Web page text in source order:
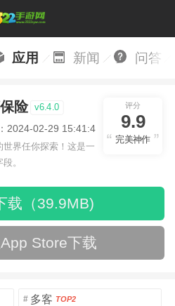
应用 新闻 问答
险 v6.4.0
2024-02-29 15:41:41
世界任你探索！这是一
。
评分
9.9
完美神作
载（39.9MB)
Store下载
# 多客 TOP2